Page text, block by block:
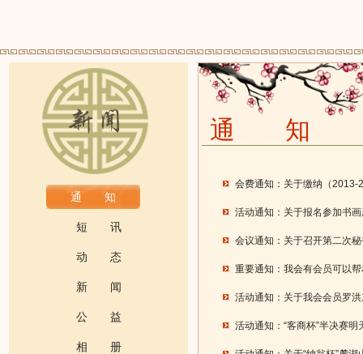
通 知
短 讯
动 态
新 闻
公 益
相 册
通 知
会费通知：关于缴纳（2013-
活动通知：关于报名参加书
会议通知：关于召开第二次
重要通知：我会有会员可以
活动通知：关于我会会员罗
活动通知：“客商杯”半决赛